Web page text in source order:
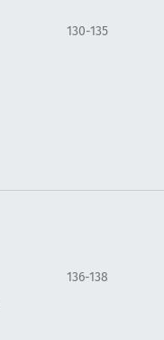
130-135
136-138